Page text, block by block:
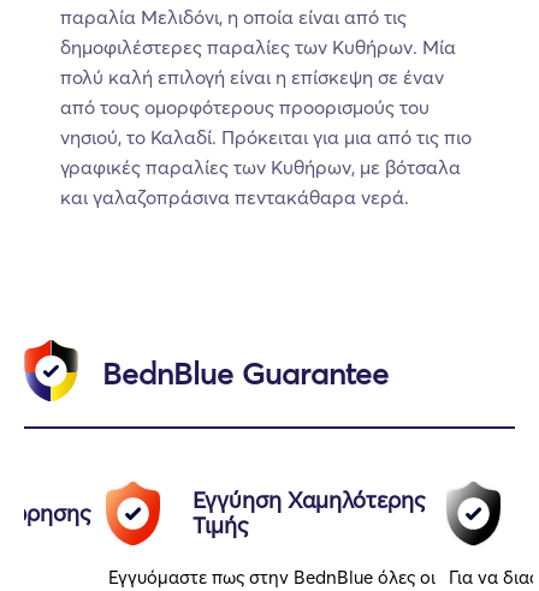
παραλία Μελιδόνι, η οποία είναι από τις
δημοφιλέστερες παραλίες των Κυθήρων. Μία
πολύ καλή επιλογή είναι η επίσκεψη σε έναν
από τους ομορφότερους προορισμούς του
νησιού, το Καλαδί. Πρόκειται για μια από τις πιο
γραφικές παραλίες των Κυθήρων, με βότσαλα
και γαλαζοπράσινα πεντακάθαρα νερά.
BednBlue Guarantee
Εγγύηση Χαμηλότερης
Τιμής
Εγγυόμαστε πως στην BednBlue όλες οι
Για να